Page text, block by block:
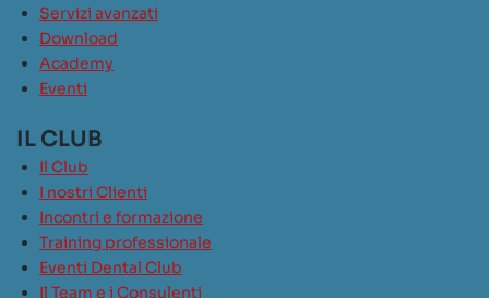
Servizi avanzati
Download
Academy
Eventi
IL CLUB
Il Club
I nostri Clienti
Incontri e formazione
Training professionale
Eventi Dental Club
Il Team e i Consulenti